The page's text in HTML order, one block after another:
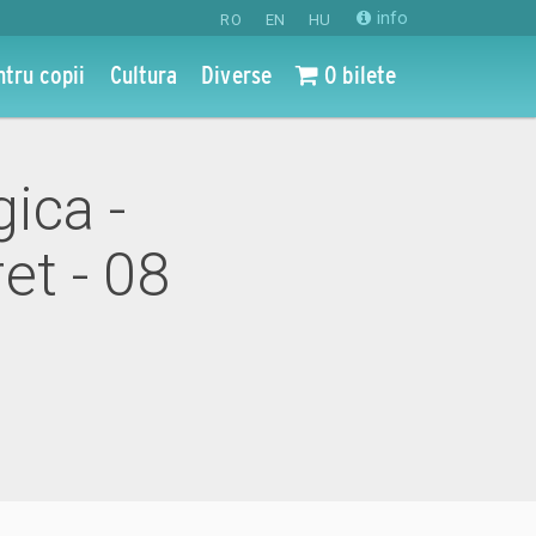
RO EN HU info
copii Cultura Diverse 0 bilete
-
- 08